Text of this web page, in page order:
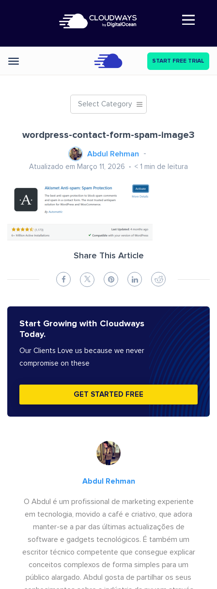
Abre a navegação
Categories START FREE TRIAL
Select Category
wordpress-contact-form-spam-image3
Abdul Rehman
Atualizado em Março 11, 2026 < 1 min de leitura
Share This Article
Start Growing with Cloudways
Today.
Our Clients Love us because we never
compromise on these
GET STARTED FREE
Abdul Rehman
O Abdul é um profissional de marketing experiente
em tecnologia, movido a café e criativo, que adora
manter-se a par das últimas actualizações de
software e gadgets tecnológicos. É também um
escritor técnico competente que consegue explicar
conceitos complexos de forma simples para um
público alargado. Abdul gosta de partilhar os seus